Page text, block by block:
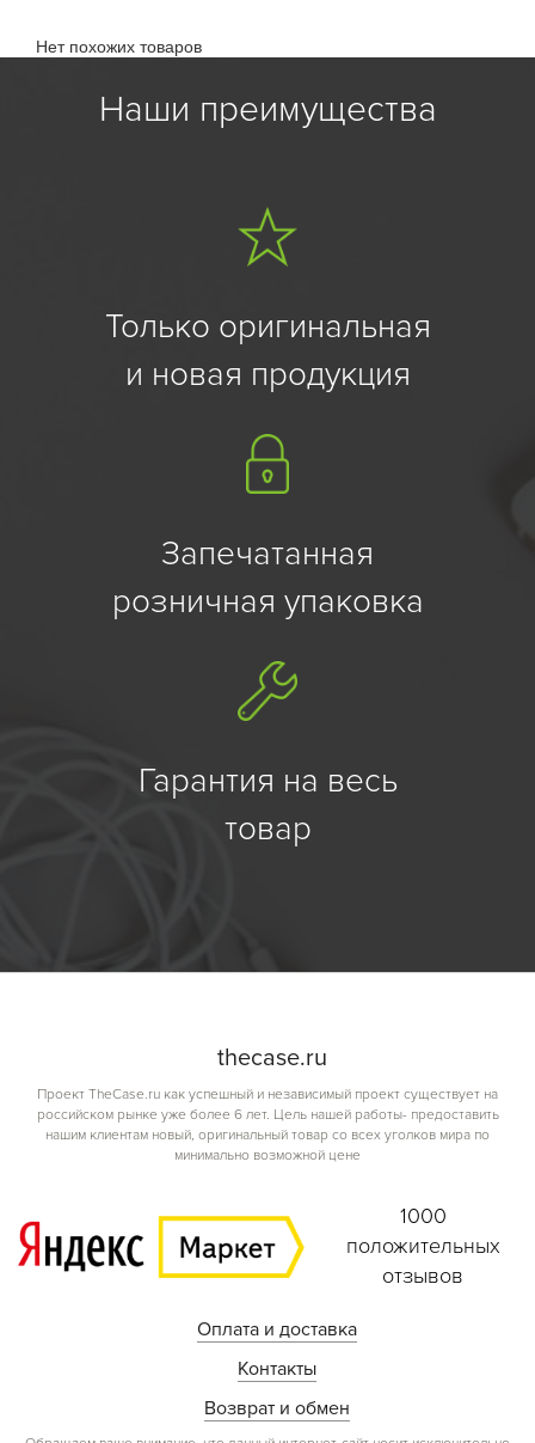
Нет похожих товаров
Наши преимущества
Только оригинальная
и новая продукция
Запечатанная
розничная упаковка
Гарантия на весь
товар
thecase.ru
Проект TheCase.ru как успешный и независимый проект существует на
российском рынке уже более 6 лет. Цель нашей работы- предоставить
нашим клиентам новый, оригинальный товар со всех уголков мира по
минимально возможной цене
1000
положительных
отзывов
Оплата и доставка
Контакты
Возврат и обмен